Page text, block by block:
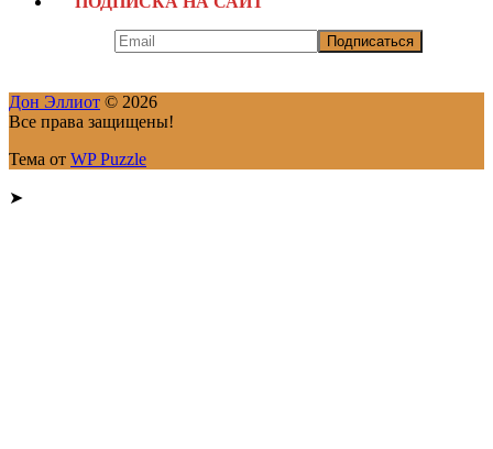
Дон Эллиот © 2026
Все права защищены!
Тема от WP Puzzle
➤